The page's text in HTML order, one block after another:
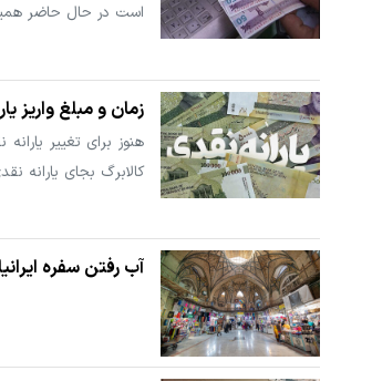
است در حال حاضر
زمان و مبلغ واریز
کالابرگ بجای یارانه
آب رفتن سفره ایرانیان